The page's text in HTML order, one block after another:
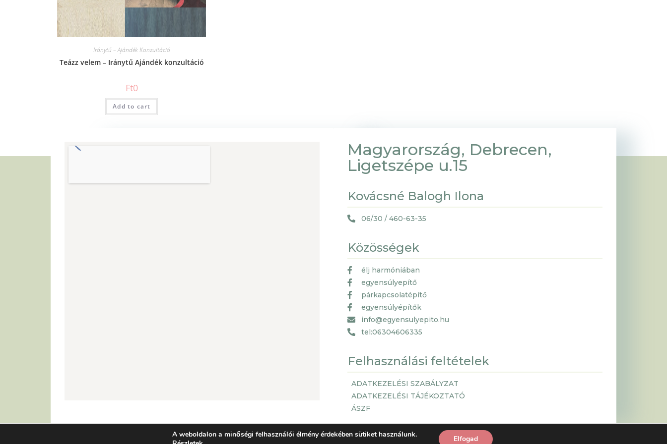
Iránytű – Ajándék Konzultáció
Teázz velem – Iránytű Ajándék konzultáció
Ft0
Add to cart
Magyarország, Debrecen,
Ligetszépe u.15
Kovácsné Balogh Ilona
06/30 / 460-63-35
Közösségek
élj harmóniában
egyensúlyepítő
párkapcsolatépítő
egyensúlyépítők
info@egyensulyepito.hu
tel:06304606335
Felhasználási feltételek
ADATKEZELÉSI SZABÁLYZAT
ADATKEZELÉSI TÁJÉKOZTATÓ
ÁSZF
A weboldalon a minőségi felhasználói élmény érdekében sütiket használunk.
Elfogad